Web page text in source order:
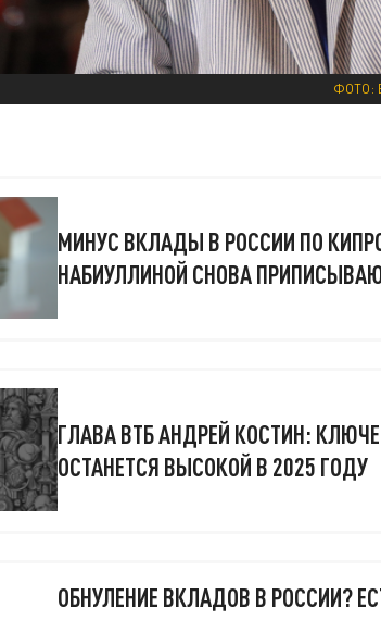
ФОТО:
МИНУС ВКЛАДЫ В РОССИИ ПО
НАБИУЛЛИНОЙ СНОВА
ГЛАВА ВТБ АНДРЕЙ КОСТИН:
ОСТАНЕТСЯ ВЫСОКОЙ В 2025 ГОДУ
ОБНУЛЕНИЕ ВКЛАДОВ В РОССИИ?